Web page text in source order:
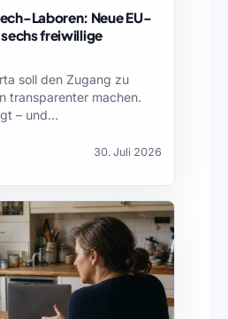
Laboren: Neue EU-
freiwillige
soll den Zugang zu
transparenter machen.
– und…
30. Juli 2026